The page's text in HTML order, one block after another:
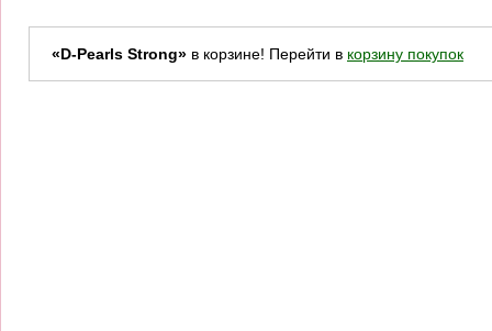
«D-Pearls Strong» в корзине! Перейти в корзину покупок